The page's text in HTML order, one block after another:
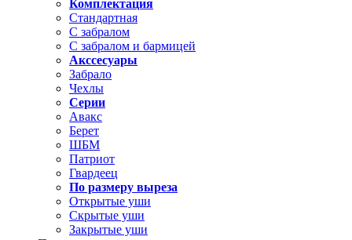
Комплектация
Стандартная
С забралом
С забралом и бармицей
Акссесуары
Забрало
Чехлы
Серии
Авакс
Берет
ШБМ
Патриот
Гвардеец
По размеру выреза
Открытые уши
Скрытые уши
Закрытые уши